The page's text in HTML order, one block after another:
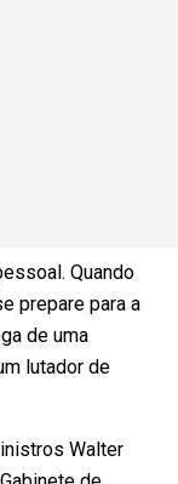
Quando
prepare para a
de uma
lutador de
Walter